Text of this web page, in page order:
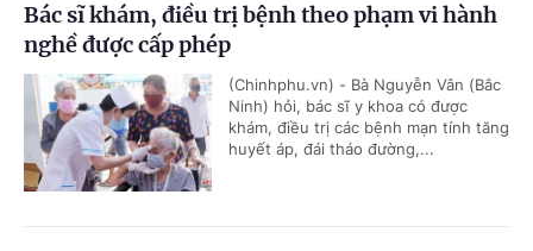
Bác sĩ khám, điều trị bệnh theo phạm vi hành
nghề được cấp phép
(Chinhphu.vn) - Bà Nguyễn Vân (Bắc
Ninh) hỏi, bác sĩ y khoa có được
khám, điều trị các bệnh mạn tính tăng
huyết áp, đái tháo đường,...